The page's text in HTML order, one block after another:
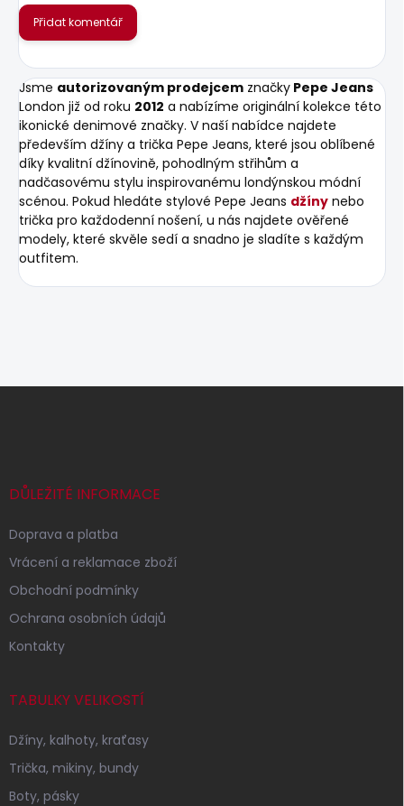
Přidat komentář
Jsme autorizovaným prodejcem značky Pepe Jeans
London již od roku 2012 a nabízíme originální kolekce této
ikonické denimové značky. V naší nabídce najdete
především džíny a trička Pepe Jeans, které jsou oblíbené
díky kvalitní džínovině, pohodlným střihům a
nadčasovému stylu inspirovanému londýnskou módní
scénou. Pokud hledáte stylové Pepe Jeans džíny nebo
trička pro každodenní nošení, u nás najdete ověřené
modely, které skvěle sedí a snadno je sladíte s každým
outfitem.
Z
DŮLEŽITÉ INFORMACE
Doprava a platba
Vrácení a reklamace zboží
Obchodní podmínky
Ochrana osobních údajů
Kontakty
TABULKY VELIKOSTÍ
Džíny, kalhoty, kraťasy
Trička, mikiny, bundy
Boty, pásky